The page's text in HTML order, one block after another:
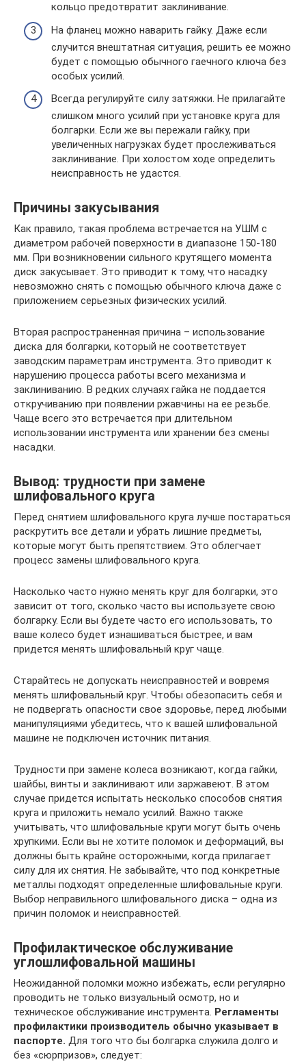
кольцо предотвратит заклинивание.
На фланец можно наварить гайку. Даже если
случится внештатная ситуация, решить ее можно
будет с помощью обычного гаечного ключа без
особых усилий.
Всегда регулируйте силу затяжки. Не прилагайте
слишком много усилий при установке круга для
болгарки. Если же вы пережали гайку, при
увеличенных нагрузках будет прослеживаться
заклинивание. При холостом ходе определить
неисправность не удастся.
Причины закусывания
Как правило, такая проблема встречается на УШМ с
диаметром рабочей поверхности в диапазоне 150-180
мм. При возникновении сильного крутящего момента
диск закусывает. Это приводит к тому, что насадку
невозможно снять с помощью обычного ключа даже с
приложением серьезных физических усилий.
Вторая распространенная причина – использование
диска для болгарки, который не соответствует
заводским параметрам инструмента. Это приводит к
нарушению процесса работы всего механизма и
заклиниванию. В редких случаях гайка не поддается
откручиванию при появлении ржавчины на ее резьбе.
Чаще всего это встречается при длительном
использовании инструмента или хранении без смены
насадки.
Вывод: трудности при замене
шлифовального круга
Перед снятием шлифовального круга лучше постараться
раскрутить все детали и убрать лишние предметы,
которые могут быть препятствием. Это облегчает
процесс замены шлифовального круга.
Насколько часто нужно менять круг для болгарки, это
зависит от того, сколько часто вы используете свою
болгарку. Если вы будете часто его использовать, то
ваше колесо будет изнашиваться быстрее, и вам
придется менять шлифовальный круг чаще.
Старайтесь не допускать неисправностей и вовремя
менять шлифовальный круг. Чтобы обезопасить себя и
не подвергать опасности свое здоровье, перед любыми
манипуляциями убедитесь, что к вашей шлифовальной
машине не подключен источник питания.
Трудности при замене колеса возникают, когда гайки,
шайбы, винты и заклинивают или заржавеют. В этом
случае придется испытать несколько способов снятия
круга и приложить немало усилий. Важно также
учитывать, что шлифовальные круги могут быть очень
хрупкими. Если вы не хотите поломок и деформаций, вы
должны быть крайне осторожными, когда прилагает
силу для их снятия. Не забывайте, что под конкретные
металлы подходят определенные шлифовальные круги.
Выбор неправильного шлифовального диска – одна из
причин поломок и неисправностей.
Профилактическое обслуживание
углошлифовальной машины
Неожиданной поломки можно избежать, если регулярно
проводить не только визуальный осмотр, но и
техническое обслуживание инструмента. Регламенты
профилактики производитель обычно указывает в
паспорте. Для того что бы болгарка служила долго и
без «сюрпризов», следует: